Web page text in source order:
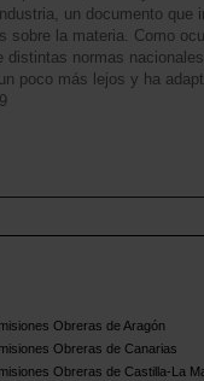
un documento que
sobre la materia. Como
distintas normas
poco más lejos y ha
Obreras de Aragón
Obreras de Canarias
Obreras de Castilla-La